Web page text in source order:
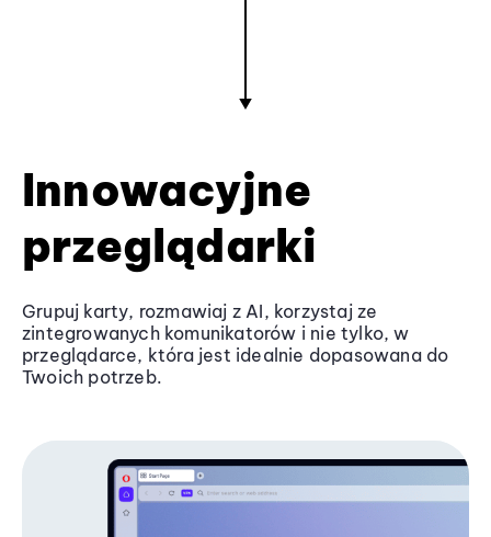
Innowacyjne
przeglądarki
Grupuj karty, rozmawiaj z AI, korzystaj ze
zintegrowanych komunikatorów i nie tylko, w
przeglądarce, która jest idealnie dopasowana do
Twoich potrzeb.